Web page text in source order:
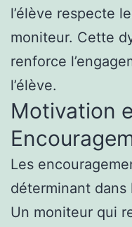
l’élève respecte
moniteur. Cette
renforce
l’élève.
Motivation
Les
déterminant
Un moniteur qui